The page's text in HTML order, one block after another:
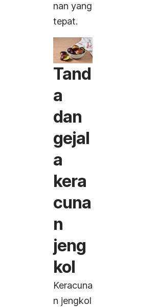
nan yang
tepat.
Tand
a
dan
gejal
a
kera
cuna
n
jeng
kol
Keracuna
n jengkol